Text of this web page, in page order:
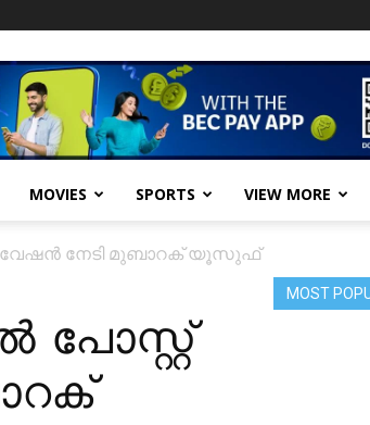
MOVIES SPORTS VIEW MORE
നേടി മുബാറക്‌ യൂസുഫ്‌
പോസ്റ്റ്‌
MOST